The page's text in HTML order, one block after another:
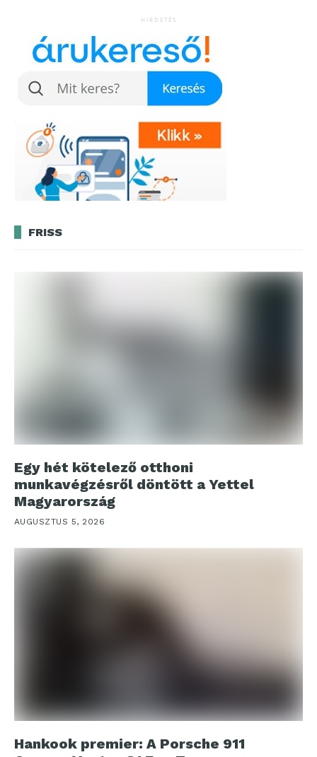
HIRDETÉS
FRISS
Egy hét kötelező otthoni
munkavégzésről döntött a Yettel
Magyarország
AUGUSZTUS 5, 2026
Hankook premier: A Porsche 911